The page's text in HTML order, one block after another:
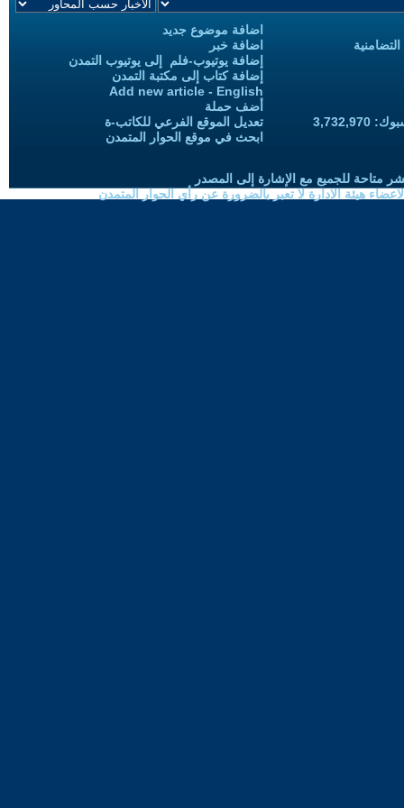
اضافة موضوع جديد
اضافة خبر
إضافة يوتيوب-فلم إلى يوتيوب التمدن
إضافة كتاب إلى مكتبة التمدن
Add new article - English
أضف حملة
تعديل الموقع الفرعي للكاتب-ة
ابحث في موقع الحوار المتمدن
متاحة للجميع مع الإشارة إلى المصدر
هيئة الادارة لا تعبر بالضرورة عن رأي الحوار المتمدن